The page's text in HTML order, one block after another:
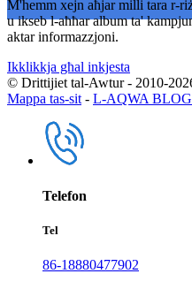
M'hemm xejn aħjar milli tara r-
u ikseb l-aħħar album ta'
aktar informazzjoni.
Ikklikkja għal inkjesta
© Drittijiet tal-Awtur - 2010-
Mappa tas-sit - L-AQWA
Telefon
Tel
86-18880477902